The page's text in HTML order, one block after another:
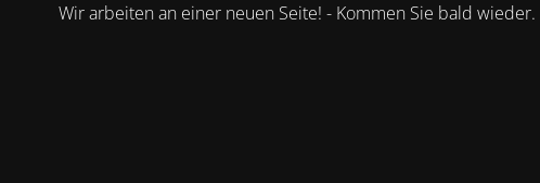
Wir arbeiten an einer neuen Seite! - Kommen Sie bald wieder.